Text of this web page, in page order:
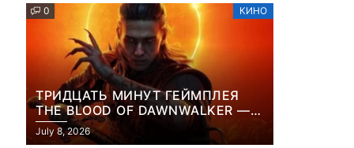
сходством со своим первенцем
как у модели (видео)
человек»
0 КИНО
ТРИДЦАТЬ МИНУТ ГЕЙМПЛЕЯ
THE BLOOD OF DAWNWALKER —
ЖУРНАЛИСТЫ ПОКАЗАЛИ
НАЧАЛО НОВОЙ ИГРЫ ОТ
July 8, 2026